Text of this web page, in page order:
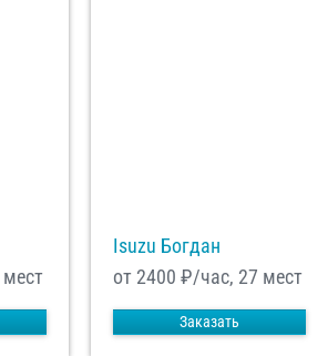
Isuzu Богдан
от 2400 ₽/час, 27 мест
Заказать